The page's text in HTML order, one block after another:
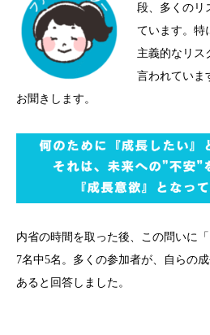
段、多くのリ
ています。特
主義的なリス
言われていま
お聞きします。
内省の時間を取った後、この問いに
7名中5名。多くの参加者が、自らの
あると回答しました。